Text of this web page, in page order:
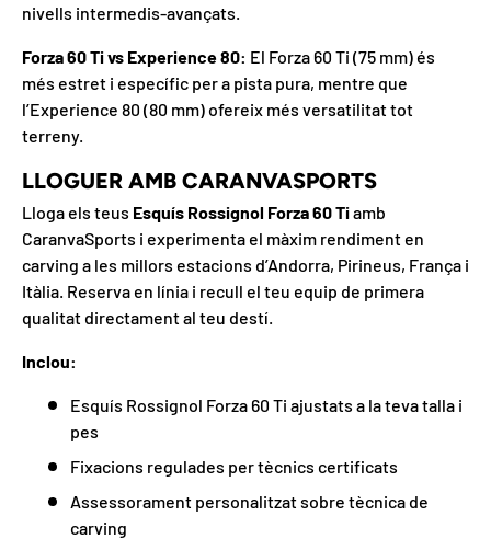
nivells intermedis-avançats.
Forza 60 Ti vs Experience 80: El Forza 60 Ti (75 mm) és
més estret i específic per a pista pura, mentre que
l’Experience 80 (80 mm) ofereix més versatilitat tot
terreny.
LLOGUER AMB CARANVASPORTS
Lloga els teus Esquís Rossignol Forza 60 Tiamb
CaranvaSports i experimenta el màxim rendiment en
carving a les millors estacions d’Andorra, Pirineus, França i
Itàlia. Reserva en línia i recull el teu equip de primera
qualitat directament al teu destí.
Inclou:
Esquís Rossignol Forza 60 Ti ajustats a la teva talla i
pes
Fixacions regulades per tècnics certificats
Assessorament personalitzat sobre tècnica de
carving